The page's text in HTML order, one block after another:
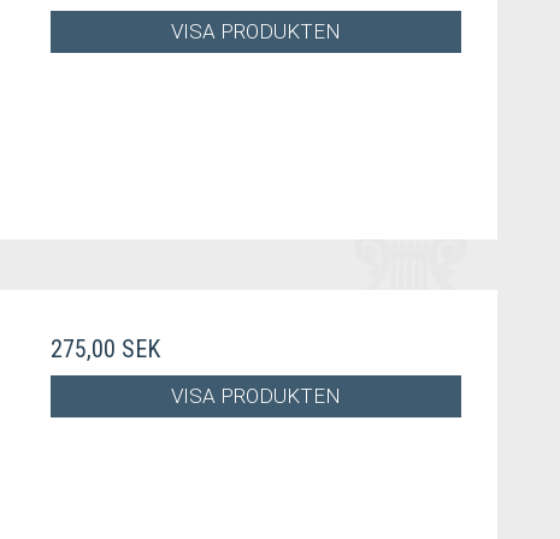
VISA PRODUKTEN
275,00 SEK
VISA PRODUKTEN